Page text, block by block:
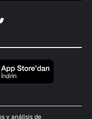
y análisis de